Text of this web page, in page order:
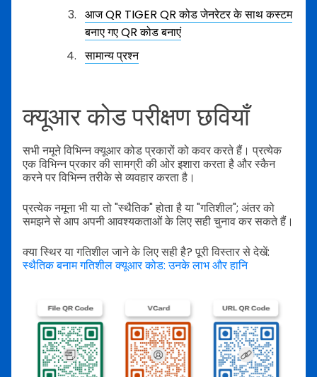
आज QR TIGER QR कोड जेनरेटर के साथ कस्टम
बनाए गए QR कोड बनाएं
सामान्य प्रश्न
क्यूआर कोड परीक्षण छवियाँ
सभी नमूने विभिन्न क्यूआर कोड प्रकारों को कवर करते हैं। प्रत्येक
एक विभिन्न प्रकार की सामग्री की ओर इशारा करता है और स्कैन
करने पर विभिन्न तरीके से व्यवहार करता है।
प्रत्येक नमूना भी या तो "स्थैतिक" होता है या "गतिशील"; अंतर को
समझने से आप अपनी आवश्यकताओं के लिए सही चुनाव कर सकते हैं।
क्या स्थिर या गतिशील जाने के लिए सही है? पूरी विस्तार से देखें:
स्थैतिक बनाम गतिशील क्यूआर कोड: उनके लाभ और हानि